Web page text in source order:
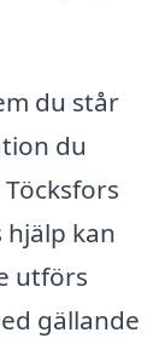
du står
du
kan
utförs
gällande